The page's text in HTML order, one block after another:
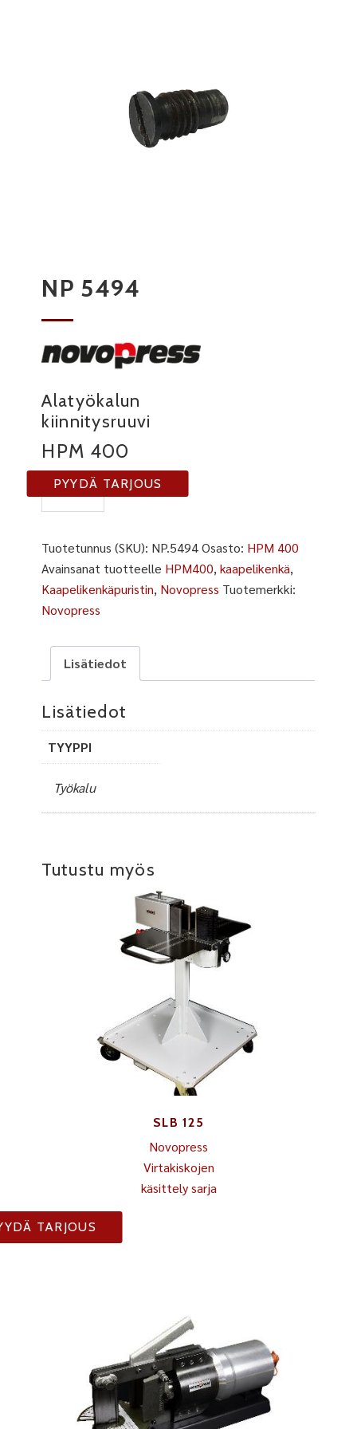
NP 5494
Alatyökalun
kiinnitysruuvi
HPM 400
NP
5494
PYYDÄ TARJOUS
Tuotetunnus (SKU): NP.5494 Osasto: HPM 400
Avainsanat tuotteelle HPM400,kaapelikenkä,
Kaapelikenkäpuristin, Novopress Tuotemerkki:
Novopress
Lisätiedot
Lisätiedot
TYYPPI
Työkalu
Tutustu myös
SLB 125
Novopress
Virtakiskojen
käsittely sarja
TARJOUS